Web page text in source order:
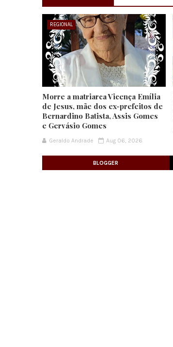
REGIONAL
Morre a matriarca Vicença Emília
de Jesus, mãe dos ex-prefeitos de
Bernardino Batista, Assis Gomes
e Gervásio Gomes
Geraldo Andrade Aug 06, 2026
BLOGGER